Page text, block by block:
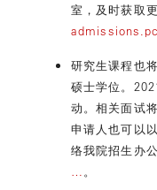
室，及时获取
研究生课程也
硕士学位。
动。相关面试
申请人也可以
络我院招生办
… 。